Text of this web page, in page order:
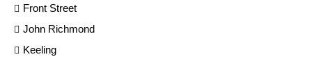
Front Street
John Richmond
Keeling